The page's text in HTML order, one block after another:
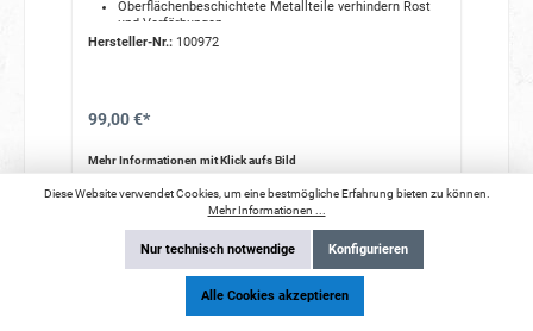
Oberflächenbeschichtete Metallteile verhindern Rost
und Verfärbungen.
Ein optionaler Diffusor sorgt für ein weicheres,
Hersteller-Nr.:100972
99,00 €*
Mehr Informationen mit Klick aufs Bild
In den Warenkorb
Diese Website verwendet Cookies, um eine bestmögliche Erfahrung bieten zu können.
Mehr Informationen ...
Nur technisch notwendige Konfigurieren
Alle Cookies akzeptieren